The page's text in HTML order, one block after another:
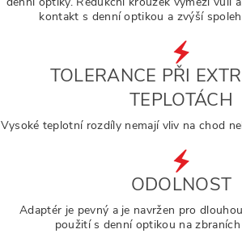
kontakt s denní optikou a zvýší
TOLERANCE PŘI
TEPLOTÁCH
Vysoké teplotní rozdíly nemají vliv na chod
ODOLNOST
Adaptér je pevný a je navržen pro
použití s denní optikou na